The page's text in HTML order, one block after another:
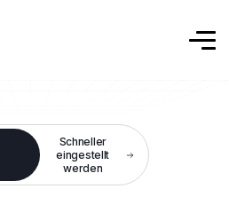
Schneller
eingestellt
werden